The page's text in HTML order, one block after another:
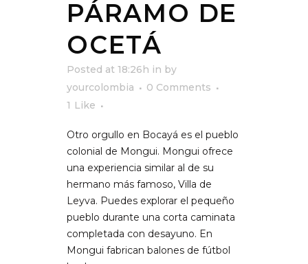
PÁRAMO DE
OCETÁ
Posted at 18:26h in by
yourcolombia
0 Comments
1 Like
Otro orgullo en Bocayá es el pueblo
colonial de Mongui. Mongui ofrece
una experiencia similar al de su
hermano más famoso, Villa de
Leyva. Puedes explorar el pequeño
pueblo durante una corta caminata
completada con desayuno. En
Mongui fabrican balones de fútbol